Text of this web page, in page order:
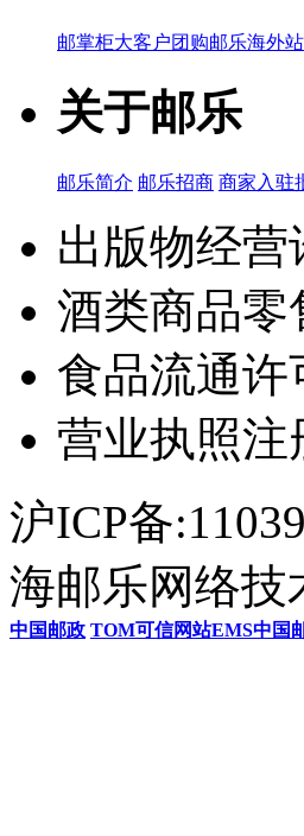
邮掌柜大客户团购邮乐海外站
关于邮乐
邮乐简介 邮乐招商 商家入驻
出版物经营
酒类商品零
食品流通许
营业执照注
沪ICP备
海邮乐网络技
中国邮政 TOM可信网站EMS中国